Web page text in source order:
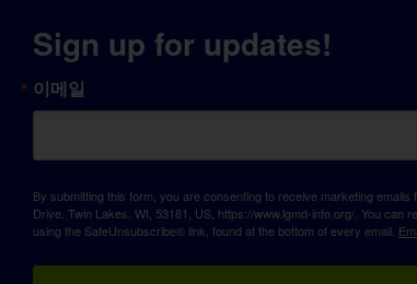
Sign up for updates!
이메일
By submitting this form, you are consenting to receive marketing
Drive, Twin Lakes, WI, 53181, US, https://www.lgmd-info.org/. You can
using the SafeUnsubscribe® link, found at the bottom of every email.